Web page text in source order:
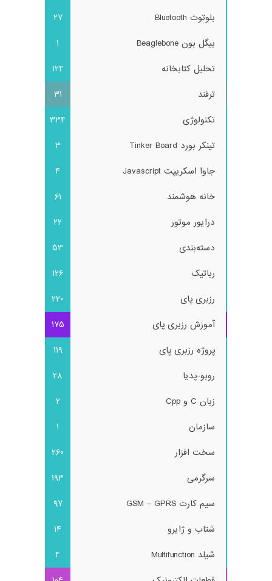
بلوتوث Bluetooth
27
بیگل بون Beaglebone
1
تحلیل کتابخانه
124
ترفند
31
تکنولوژی
334
تینکر بورد Tinker Board
3
جاوا اسکریپت Javascript
4
خانه هوشمند
61
درایور موتور
22
دسته‌بندی
53
رباتیک
126
رزبری پای
220
آموزش رزبری پای
175
پروژه رزبری پای
119
روبو-پدیا
28
زبان C و Cpp
2
سازمان
1
سخت افزار
260
سرگرمی
193
سیم کارت GSM – GPRS
97
شتاب و ژایرو
14
شیلد Multifunction
4